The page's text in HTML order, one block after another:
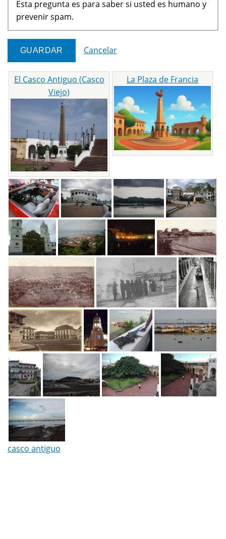
Esta pregunta es para saber si usted es humano y
prevenir spam.
Cancelar
El Casco Antiguo (Casco
Viejo)
La Plaza de Francia
casco antiguo